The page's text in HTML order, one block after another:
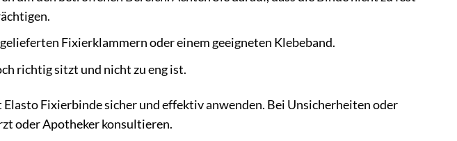
Fixierklammern oder einem geeigneten Klebeband.
richtig sitzt und nicht zu eng ist.
Fixierbinde sicher und effektiv anwenden. Bei Unsicherheiten oder
oder Apotheker konsultieren.